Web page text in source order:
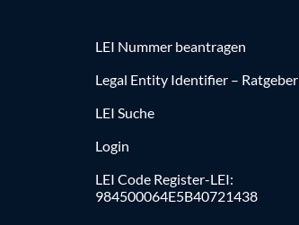
LEI Nummer beantragen
Legal Entity Identifier – Ratgeber
LEI Suche
Login
LEI Code Register-LEI:
984500064E5B40721438